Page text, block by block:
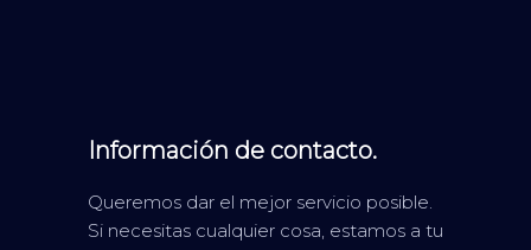
Información de contacto.
Queremos dar el mejor servicio posible.
Si necesitas cualquier cosa, estamos a tu